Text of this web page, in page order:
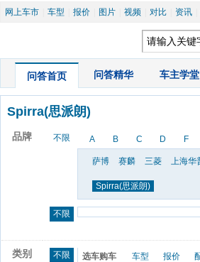
网上车市 车型 报价 图片 视频 对比 资讯
问答首页 问答精华 车主学堂
Spirra(思派朗)
品牌 不限 A B C D F
萨博 赛麟 三菱 上海华
Spirra(思派朗)
不限
类别 不限 选车购车 车型 报价